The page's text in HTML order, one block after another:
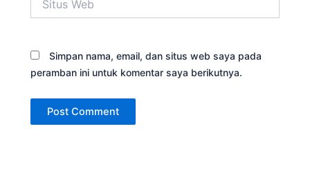
Web
Simpan nama, email, dan situs web saya pada
peramban ini untuk komentar saya berikutnya.